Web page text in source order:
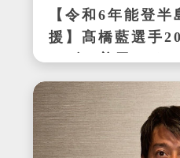
【令和6年能登
援】髙橋藍選手
ーズン着用サイ
ズ